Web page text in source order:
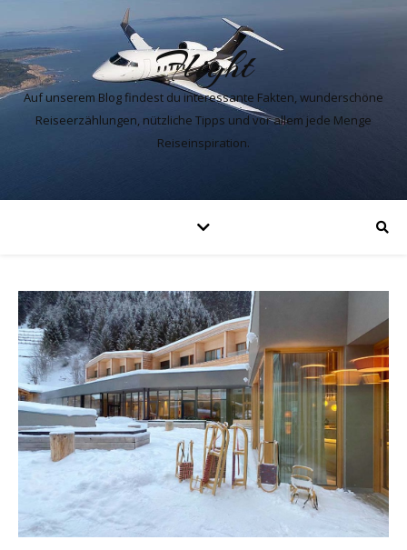
Flight
Auf unserem Blog findest du interessante Fakten, wunderschöne
Reiseerzählungen, nützliche Tipps und vor allem jede Menge
Reiseinspiration.